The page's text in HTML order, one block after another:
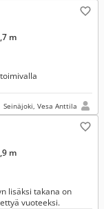
m
Seinäjoki, Vesa Anttila
m
lisäksi takana on
vuoteeksi.